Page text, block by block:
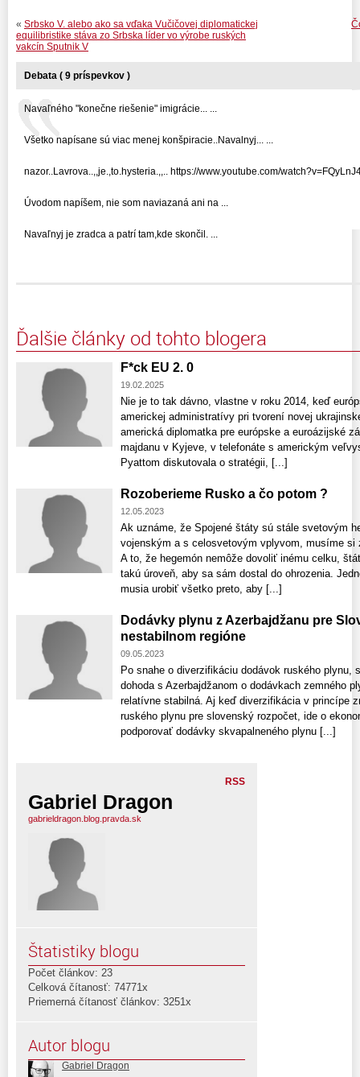
« Srbsko V. alebo ako sa vďaka Vučičovej diplomatickej
equilibristike stáva zo Srbska líder vo výrobe ruských
vakcín Sputnik V
Debata ( 9 príspevkov )
Navaľného "konečne riešenie" imigrácie... ...
Všetko napísane sú viac menej konšpiracie..Navalnyj... ...
nazor..Lavrova..,,je.,to.hysteria.,,.. https://www.youtube.com/
Úvodom napíšem, nie som naviazaná ani na ...
Navaľnyj je zradca a patrí tam,kde skončil. ...
Ďalšie články od tohto blogera
F*ck EU 2. 0
19.02.2025
Nie je to tak dávno, vlastne v roku 2014, keď
americkej administratívy pri tvorení novej
americká diplomatka pre európske a euroázijské
majdanu v Kyjeve, v telefonáte s americkým
Pyattom diskutovala o stratégii, [...]
Rozoberieme Rusko a čo potom ?
12.05.2023
Ak uznáme, že Spojené štáty sú stále svetovým
vojenským a s celosvetovým vplyvom, musíme si
A to, že hegemón nemôže dovoliť inému celku,
takú úroveň, aby sa sám dostal do ohrozenia.
musia urobiť všetko preto, aby [...]
Dodávky plynu z Azerbajdžanu pre
nestabilnom regióne
09.05.2023
Po snahe o diverzifikáciu dodávok ruského plynu,
dohoda s Azerbajdžanom o dodávkach zemného
relatívne stabilná. Aj keď diverzifikácia v princípe
ruského plynu pre slovenský rozpočet, ide o
podporovať dodávky skvapalneného plynu [...]
RSS
Gabriel Dragon
gabrieldragon.blog.pravda.sk
Štatistiky blogu
Počet článkov: 23
Celková čítanosť: 74771x
Priemerná čítanosť článkov: 3251x
Autor blogu
Gabriel Dragon